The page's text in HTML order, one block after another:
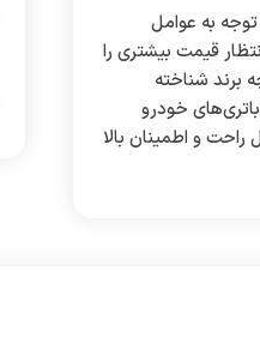
به عوامل
قیمت بیشتری را
برند شناخته
که از با کیفیت‌ترین باتری‌های خودرو
و اطمینان بالا